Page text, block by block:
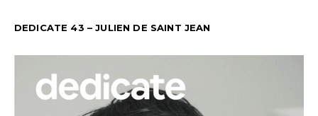
DEDICATE 43 – JULIEN DE SAINT JEAN